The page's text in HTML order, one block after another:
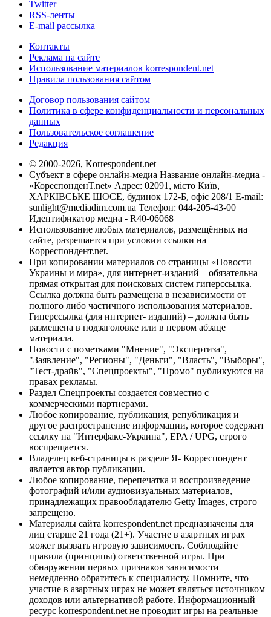
Twitter
RSS-ленты
E-mail рассылка
Контакты
Реклама на сайте
Использование материалов korrespondent.net
Правила пользования сайтом
Договор пользования сайтом
Политика в сфере конфиденциальности и персональных
данных
Пользовательское соглашение
Редакция
© 2000-2026, Korrespondent.net
Субъект в сфере онлайн-медиа Название онлайн-медиа -
«КореспонденТ.net» Адрес: 02091, місто Київ,
ХАРКІВСЬКЕ ШОСЕ, будинок 172-Б, офіс 208/1 E-mail:
sunlight@mediadim.com.ua Телефон: 044-205-43-00
Идентификатор медиа - R40-06068
Использование любых материалов, размещённых на
сайте, разрешается при условии ссылки на
Корреспондент.net.
При копировании материалов со страницы «Новости
Украины и мира», для интернет-изданий – обязательна
прямая открытая для поисковых систем гиперссылка.
Ссылка должна быть размещена в независимости от
полного либо частичного использования материалов.
Гиперссылка (для интернет- изданий) – должна быть
размещена в подзаголовке или в первом абзаце
материала.
Новости с пометками "Мнение", "Экспертиза",
"Заявление", "Регионы", "Деньги", "Власть", "Выборы",
"Тест-драйв", "Спецпроекты", "Промо" публикуются на
правах рекламы.
Раздел Спецпроекты создается совместно с
коммерческими партнерами.
Любое копирование, публикация, републикация и
другое распространение информации, которое содержит
ссылку на "Интерфакс-Украина", EPA / UPG, строго
воспрещается.
Владелец веб-страницы в разделе Я- Корреспондент
является автор публикации.
Любое копирование, перепечатка и воспроизведение
фотографий и/или аудиовизуальных материалов,
принадлежащих правообладателю Getty Images, строго
запрещено.
Материалы сайта korrespondent.net предназначены для
лиц старше 21 года (21+). Участие в азартных играх
может вызвать игровую зависимость. Соблюдайте
правила (принципы) ответственной игры. При
обнаружении первых признаков зависимости
немедленно обратитесь к специалисту. Помните, что
участие в азартных играх не может являться источником
доходов или альтернативой работе. Информационный
ресурс korrespondent.net не проводит игры на реальные